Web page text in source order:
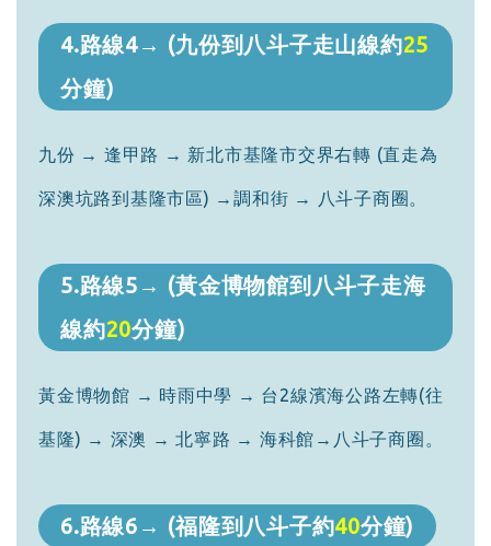
4.路線4→ (九份到八斗子走山線約25
分鐘)
九份 → 逢甲路 → 新北市基隆市交界右轉 (直走為
深澳坑路到基隆市區) →調和街 → 八斗子商圈。
5.路線5→ (黃金博物館到八斗子走海
線約20分鐘)
黃金博物館 → 時雨中學 → 台2線濱海公路左轉(往
基隆) → 深澳 → 北寧路 → 海科館→八斗子商圈。
6.路線6→ (福隆到八斗子約40分鐘)